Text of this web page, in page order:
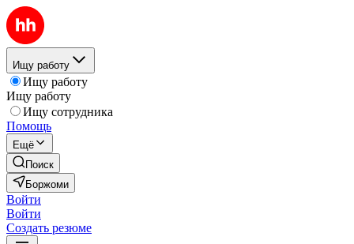
Ищу работу
Ищу работу
Ищу работу
Ищу сотрудника
Помощь
Ещё
Поиск
Боржоми
Войти
Войти
Создать резюме